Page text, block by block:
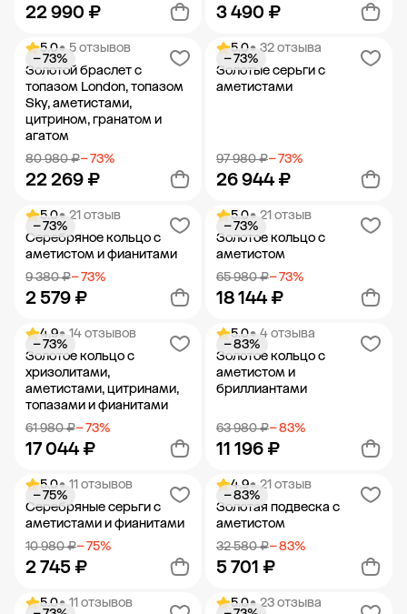
22 990 ₽
Добавить в корзину
3 490 ₽
Добавить в корзину
5.0• 5 отзывов
Золотой браслет с
топазом London, топазом
Sky, аметистами,
цитрином, гранатом и
агатом
80 980 ₽− 73%
22 269 ₽
− 73%
Добавить в корзину
5.0• 32 отзыва
Золотые серьги с
аметистами
97 980 ₽− 73%
26 944 ₽
− 73%
Добавить в корзину
5.0• 21 отзыв
Серебряное кольцо с
аметистом и фианитами
9 380 ₽− 73%
2 579 ₽
− 73%
Добавить в корзину
5.0• 21 отзыв
Золотое кольцо с
аметистом
65 980 ₽− 73%
18 144 ₽
− 73%
Добавить в корзину
4.9• 14 отзывов
Золотое кольцо с
хризолитами,
аметистами, цитринами,
топазами и фианитами
61 980 ₽− 73%
17 044 ₽
− 73%
Добавить в корзину
5.0• 4 отзыва
Золотое кольцо с
аметистом и
бриллиантами
63 980 ₽− 83%
11 196 ₽
− 83%
Добавить в корзину
5.0• 11 отзывов
Серебряные серьги с
аметистами и фианитами
10 980 ₽− 75%
2 745 ₽
− 75%
4.9• 21 отзыв
Золотая подвеска с
аметистом
32 580 ₽− 83%
5 701 ₽
− 83%
5.0• 11 отзывов
5.0• 23 отзыва